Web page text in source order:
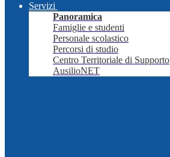
Servizi
Panoramica
Famiglie e studenti
Personale scolastico
Percorsi di studio
Centro Territoriale di Supporto
AusilioNET